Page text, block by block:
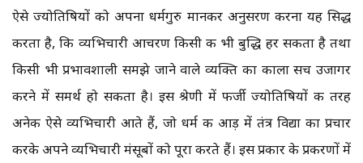
ऐसे ज्योतिषियों को अपना धर्मगुरु मानकर अनुसरण करना यह सिद्ध
करता है, कि व्यभिचारी आचरण किसी की भी बुद्धि हर सकता है तथा
किसी भी प्रभावशाली समझे जाने वाले व्यक्ति का काला सच उजागर
करने में समर्थ हो सकता है। इस श्रेणी में फर्जी ज्योतिषियों की तरह
अनेक ऐसे व्यभिचारी आते हैं, जो धर्म की आड़ में तंत्र विद्या का प्रचार
करके अपने व्यभिचारी मंसूबों को पूरा करते हैं। इस प्रकार के प्रकरणों में